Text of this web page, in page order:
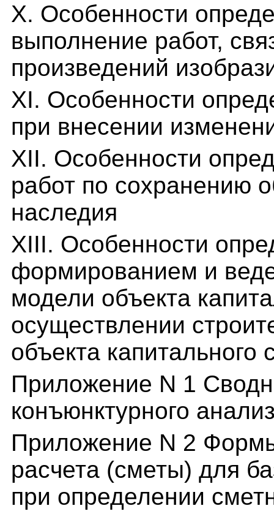
X. Особенности
выполнение работ,
произведений
XI. Особенности
при внесении
XII. Особенности
работ по сохранению
наследия
XIII. Особенности
формированием и
модели объекта
осуществлении
объекта капитального
Приложение N 1
конъюнктурного
Приложение N 2
расчета (сметы) для
при определении